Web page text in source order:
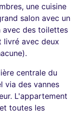
une cuisine
salon avec un
avec des toilettes
livré avec deux
centrale du
via des vannes
L'appartement
toutes les